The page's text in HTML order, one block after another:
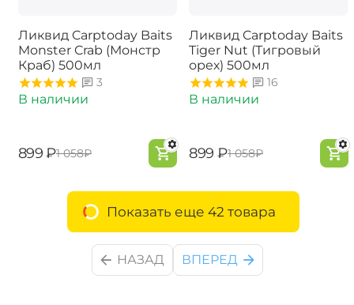
Ликвид Carptoday Baits
Monster Crab (Монстр
Краб) 500мл
3
В наличии
‍899‍ ₽‍1 058‍₽
Ликвид Carptoday Baits
Tiger Nut (Тигровый
орех) 500мл
16
В наличии
‍899‍ ₽‍1 058‍₽
Показать еще 42 товара
НАЗАД ВПЕРЕД